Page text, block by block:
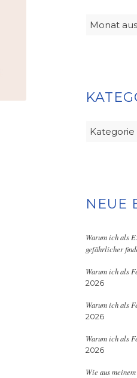
Kategorien
NEUE
Warum ich als
gefährlicher
Warum ich als
2026
Warum ich als
2026
Warum ich als
2026
Wie aus